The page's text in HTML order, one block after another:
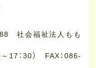
社会福祉法人もも
17：30） FAX：086-